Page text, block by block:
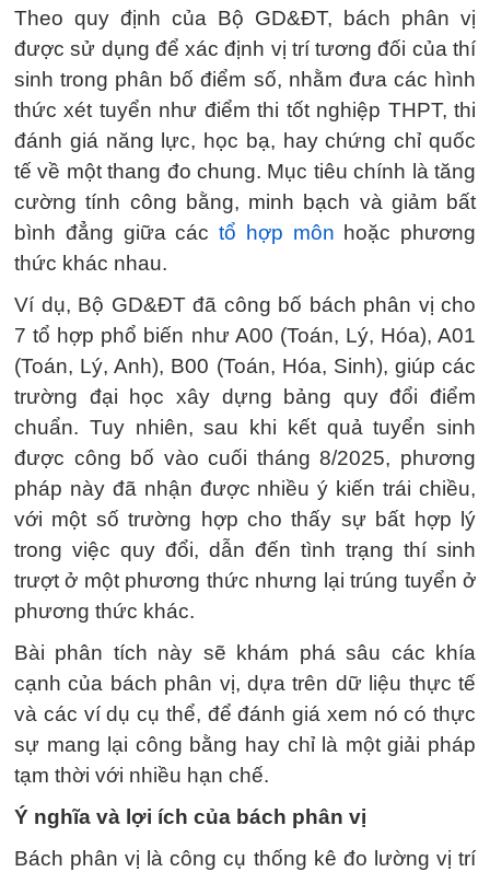
Theo quy định của Bộ GD&ĐT, bách phân vị
được sử dụng để xác định vị trí tương đối của thí
sinh trong phân bố điểm số, nhằm đưa các hình
thức xét tuyển như điểm thi tốt nghiệp THPT, thi
đánh giá năng lực, học bạ, hay chứng chỉ quốc
tế về một thang đo chung. Mục tiêu chính là tăng
cường tính công bằng, minh bạch và giảm bất
bình đẳng giữa các tổ hợp môn hoặc phương
thức khác nhau.
Ví dụ, Bộ GD&ĐT đã công bố bách phân vị cho
7 tổ hợp phổ biến như A00 (Toán, Lý, Hóa), A01
(Toán, Lý, Anh), B00 (Toán, Hóa, Sinh), giúp các
trường đại học xây dựng bảng quy đổi điểm
chuẩn. Tuy nhiên, sau khi kết quả tuyển sinh
được công bố vào cuối tháng 8/2025, phương
pháp này đã nhận được nhiều ý kiến trái chiều,
với một số trường hợp cho thấy sự bất hợp lý
trong việc quy đổi, dẫn đến tình trạng thí sinh
trượt ở một phương thức nhưng lại trúng tuyển ở
phương thức khác.
Bài phân tích này sẽ khám phá sâu các khía
cạnh của bách phân vị, dựa trên dữ liệu thực tế
và các ví dụ cụ thể, để đánh giá xem nó có thực
sự mang lại công bằng hay chỉ là một giải pháp
tạm thời với nhiều hạn chế.
Ý nghĩa và lợi ích của bách phân vị
Bách phân vị là công cụ thống kê đo lường vị trí